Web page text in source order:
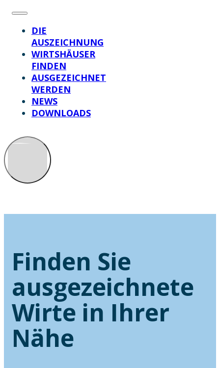
DIE
AUSZEICHNUNG
WIRTSHÄUSER
FINDEN
AUSGEZEICHNET
WERDEN
NEWS
DOWNLOADS
Finden Sie
ausgezeichnete
Wirte in Ihrer
Nähe